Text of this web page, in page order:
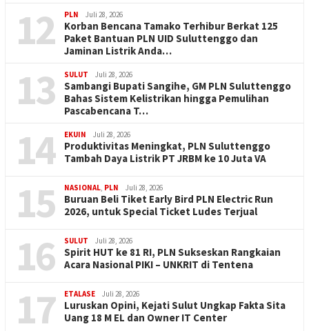
12 PLN Juli 28, 2026
Korban Bencana Tamako Terhibur Berkat 125
Paket Bantuan PLN UID Suluttenggo dan
Jaminan Listrik Anda…
13 SULUT Juli 28, 2026
Sambangi Bupati Sangihe, GM PLN Suluttenggo
Bahas Sistem Kelistrikan hingga Pemulihan
Pascabencana T…
14 EKUIN Juli 28, 2026
Produktivitas Meningkat, PLN Suluttenggo
Tambah Daya Listrik PT JRBM ke 10 Juta VA
15 NASIONAL, PLN Juli 28, 2026
Buruan Beli Tiket Early Bird PLN Electric Run
2026, untuk Special Ticket Ludes Terjual
16 SULUT Juli 28, 2026
Spirit HUT ke 81 RI, PLN Sukseskan Rangkaian
Acara Nasional PIKI – UNKRIT di Tentena
17 ETALASE Juli 28, 2026
Luruskan Opini, Kejati Sulut Ungkap Fakta Sita
Uang 18 M EL dan Owner IT Center